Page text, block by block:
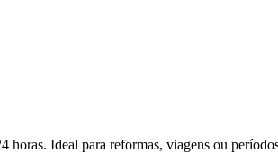
horas. Ideal para reformas, viagens ou